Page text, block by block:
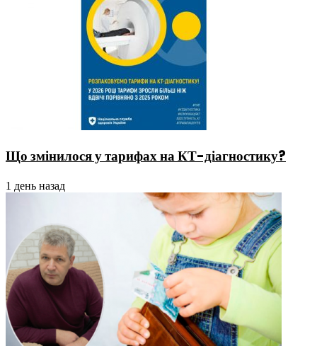
Що змінилося у тарифах на КТ-діагностику?
1 день назад